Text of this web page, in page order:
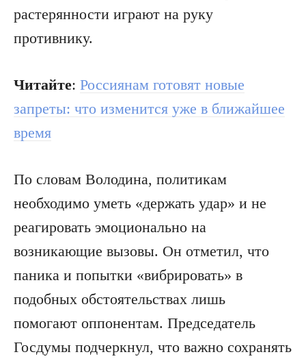
растерянности играют на руку
противнику.
Читайте: Россиянам готовят новые
запреты: что изменится уже в ближайшее
время
По словам Володина, политикам
необходимо уметь «держать удар» и не
реагировать эмоционально на
возникающие вызовы. Он отметил, что
паника и попытки «вибрировать» в
подобных обстоятельствах лишь
помогают оппонентам. Председатель
Госдумы подчеркнул, что важно сохранять